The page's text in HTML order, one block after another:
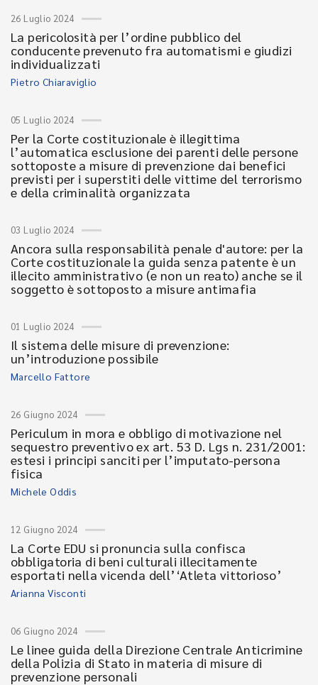
26 Luglio 2024
La pericolosità per l’ordine pubblico del
conducente prevenuto fra automatismi e giudizi
individualizzati
Pietro Chiaraviglio
05 Luglio 2024
Per la Corte costituzionale è illegittima
l’automatica esclusione dei parenti delle persone
sottoposte a misure di prevenzione dai benefici
previsti per i superstiti delle vittime del terrorismo
e della criminalità organizzata
03 Luglio 2024
Ancora sulla responsabilità penale d'autore: per la
Corte costituzionale la guida senza patente è un
illecito amministrativo (e non un reato) anche se il
soggetto è sottoposto a misure antimafia
01 Luglio 2024
Il sistema delle misure di prevenzione:
un’introduzione possibile
Marcello Fattore
26 Giugno 2024
Periculum in mora e obbligo di motivazione nel
sequestro preventivo ex art. 53 D. Lgs n. 231/2001:
estesi i principi sanciti per l’imputato-persona
fisica
Michele Oddis
12 Giugno 2024
La Corte EDU si pronuncia sulla confisca
obbligatoria di beni culturali illecitamente
esportati nella vicenda dell’‘Atleta vittorioso’
Arianna Visconti
06 Giugno 2024
Le linee guida della Direzione Centrale Anticrimine
della Polizia di Stato in materia di misure di
prevenzione personali